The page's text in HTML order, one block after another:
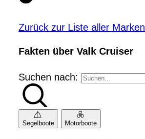
Zurück zur Liste aller Marken
Fakten über Valk Cruiser
Suchen nach:
Segelboote Motorboote